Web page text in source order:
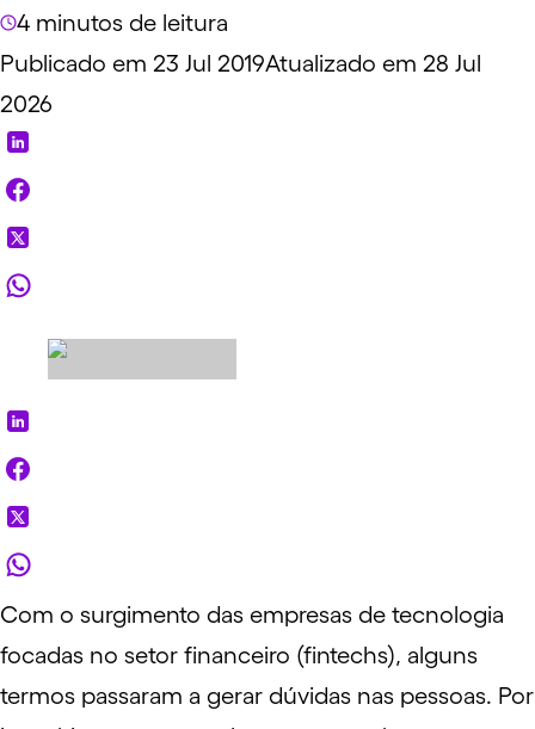
4 minutos de leitura
Publicado em 23 Jul 2019Atualizado em 28 Jul
2026
Com o surgimento das empresas de tecnologia
focadas no setor financeiro (fintechs), alguns
termos passaram a gerar dúvidas nas pessoas. Por